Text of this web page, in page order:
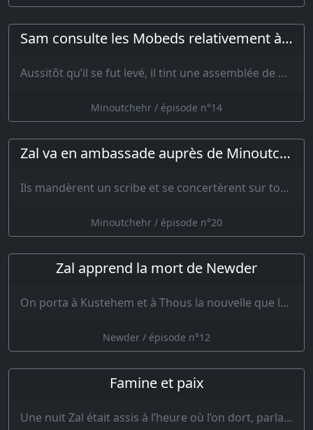
Sam consulte les Mobeds relativement à Zal
Aussitôt qu’il se fut levé, il tint une assemblée de Mobeds et de sages ; il…
Minoutchehr / épisode n°14
Zal va en ambassade auprès de Minoutchehr
Ils mandèrent un scribe et se concertèrent sur toutes choses. La lettre comme…
Minoutchehr / épisode n°20
Zal apprend la mort de Newder
On porta à Kustehem et à Thous la nouvelle que la gloire des rois était obscurcie, qu’on …
Newder / épisode n°12
Famine et paix
Une nuit Zal était assis à l’heure où l’on dort, parlant longuement d’Afrasiab et des braves du pays d’I…